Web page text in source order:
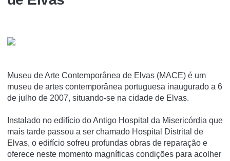
Museu de Arte Contemporânea de Elvas (MACE) é um
museu de artes contemporânea portuguesa inaugurado a 6
de julho de 2007, situando-se na cidade de Elvas.
Instalado no edifí­cio do Antigo Hospital da Misericórdia que
mais tarde passou a ser chamado Hospital Distrital de
Elvas, o edifí­cio sofreu profundas obras de reparação e
oferece neste momento magní­ficas condições para acolher